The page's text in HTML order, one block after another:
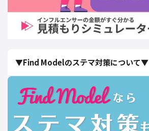
▼Find Modelのステマ対策について▼